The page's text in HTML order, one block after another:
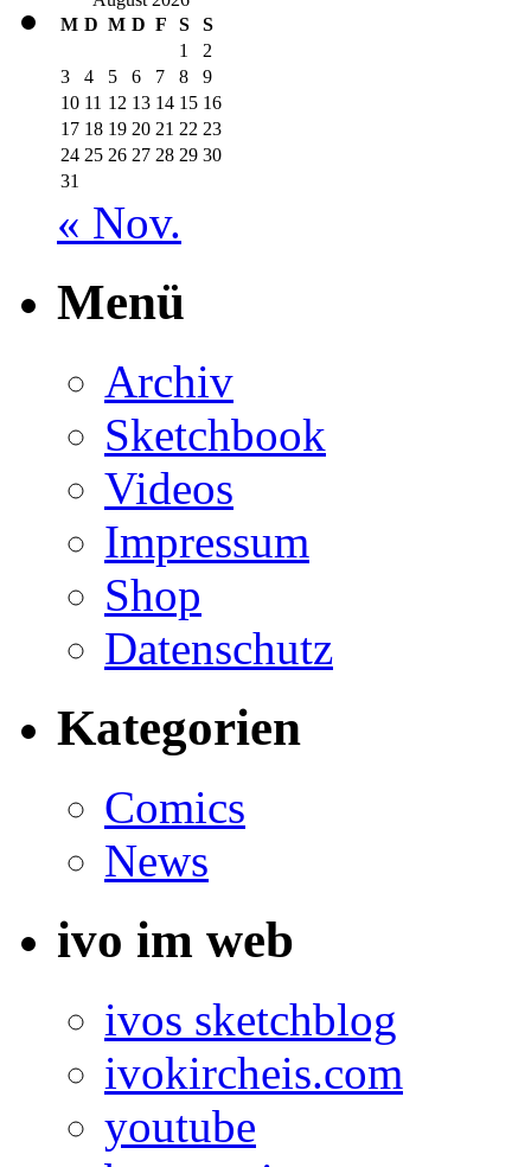
M D M D F S
S
1
2
3
4 5 6 7 8
9
10 11 12 13 14 15 16
17 18 19 20 21 22 23
24 25 26 27 28 29 30
31
« Nov.
Menü
Archiv
Sketchbook
Videos
Impressum
Shop
Datenschutz
Kategorien
Comics
News
ivo im web
ivos sketchblog
ivokircheis.com
youtube